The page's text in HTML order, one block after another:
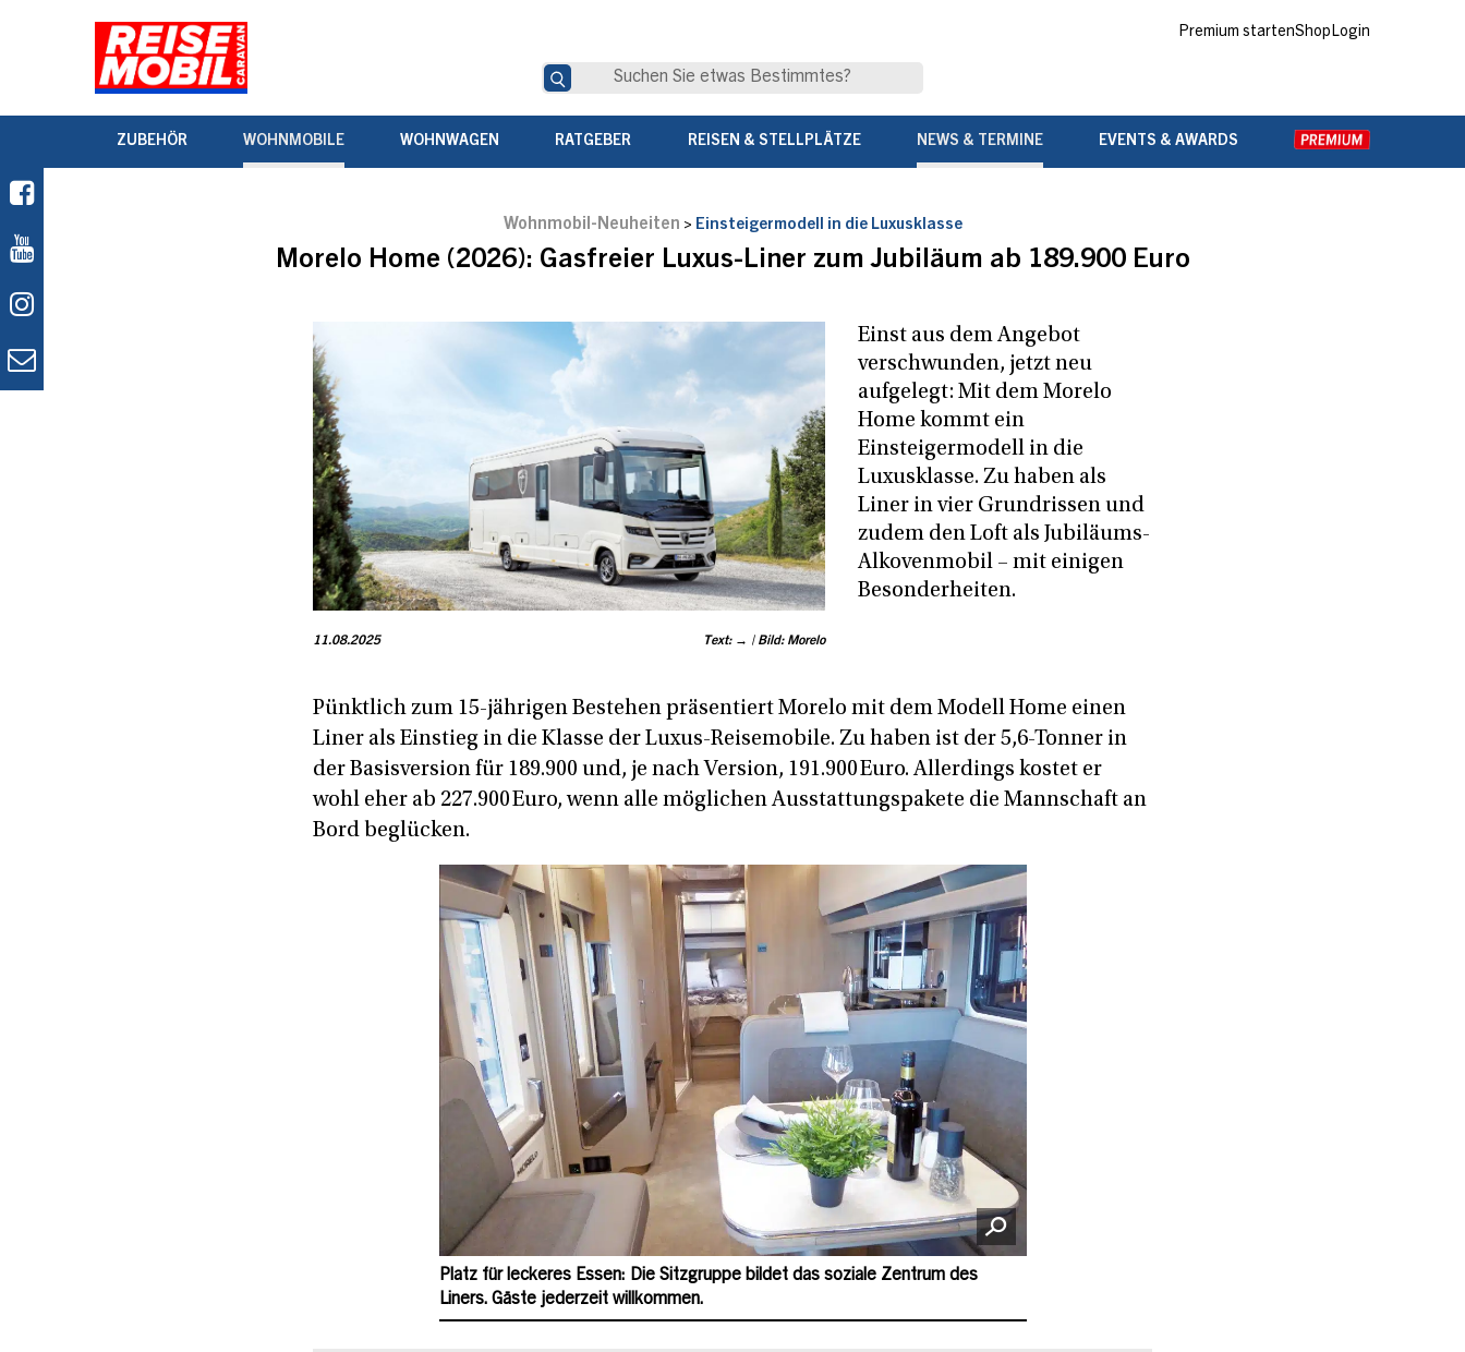
Premium startenShopLogin
ZUBEHÖR WOHNMOBILE WOHNWAGEN RATGEBER REISEN & STELLPLÄTZE NEWS & TERMINE EVENTS & AWARDS
Wohnmobil-Neuheiten > Einsteigermodell in die Luxusklasse
Morelo Home (2026): Gasfreier Luxus-Liner zum Jubiläum ab 189.900 Euro
11.08.2025 Text: → | Bild: Morelo
Einst aus dem Angebot
verschwunden, jetzt neu
aufgelegt: Mit dem Morelo
Home kommt ein
Einsteigermodell in die
Luxusklasse. Zu haben als
Liner in vier Grundrissen und
zudem den Loft als Jubiläums-
Alkovenmobil – mit einigen
Besonderheiten.
Pünktlich zum 15-jährigen Bestehen präsentiert Morelo mit dem Modell Home einen
Liner als Einstieg in die Klasse der Luxus-Reisemobile. Zu haben ist der 5,6-Tonner in
der Basisversion für 189.900 und, je nach Version, 191.900 Euro. Allerdings kostet er
wohl eher ab 227.900 Euro, wenn alle möglichen Ausstattungspakete die Mannschaft an
Bord beglücken.
Platz für leckeres Essen: Die Sitzgruppe bildet das soziale Zentrum des
Liners. Gäste jederzeit willkommen.